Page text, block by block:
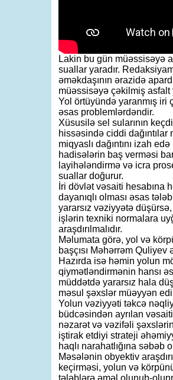
Lakin bu gün müəssisəyə
suallar yaradır.
əməkdaşının ərazidə
müəssisəyə çəkilmiş asfalt
Yol örtüyündə yaranmış iri
əsas problemlərdəndir.
Xüsusilə sel sularının
hissəsində ciddi
miqyaslı dağıntını izah
hadisələrin baş verməsi
layihələndirmə və icra
suallar doğurur.
İri dövlət vəsaiti hesabına
dayanıqlı olması əsas
yararsız vəziyyətə
işlərin texniki normalara
araşdırılmalıdır.
Məlumata görə, yol və
başçısı Məhərrəm
Hazırda isə həmin yolun
qiymətləndirmənin hansı
müddətdə yararsız hala
məsul şəxslər müəyyən
Yolun vəziyyəti təkcə
büdcəsindən ayrılan
nəzarət və vəzifəli
iştirak etdiyi strateji
haqlı narahatlığına səbəb
Məsələnin obyektiv
keçirməsi, yolun və
tələblərə əməl olunub-